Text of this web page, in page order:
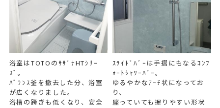
浴室はTOTOのｻｻﾞﾅHTｼﾘｰ
ｽﾞ。
ﾊﾞﾗﾝｽ釜を撤去した分、浴室
が広くなりました。
浴槽の跨ぎも低くなり、安全
ｽﾗｲﾄﾞﾊﾞｰは手摺にもなるｺﾝﾌ
ｫｰﾄｼｬﾜｰﾊﾞｰ。
ゆるやかなｱｰﾁ状になってお
り、
座っていても握りやすい形状